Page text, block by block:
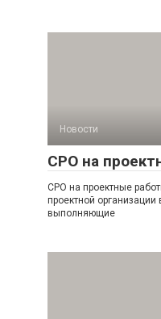
Новости
СРО на
СРО на проектные
проектной
выполняющие